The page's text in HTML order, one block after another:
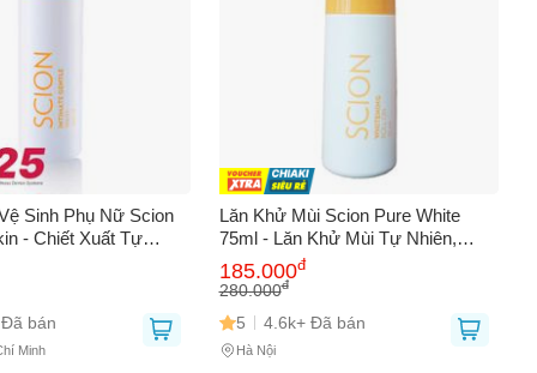
Sinh Phụ Nữ Scion
- Chiết Xuất Tự
Kín Sạch Sẽ,
Hôi, Duy Trì Độ
bán
Minh
Lăn Khử Mùi Scion Pure White
75ml - Lăn Khử Mùi Tự Nhiên,
Ngăn Mồ Hôi, Làm Sáng Da Dưới
Cánh Tay, An Toàn Cho Mọi Loại
185.000đ
280.000đ
5 4.6k+ Đã bán
Hà Nội